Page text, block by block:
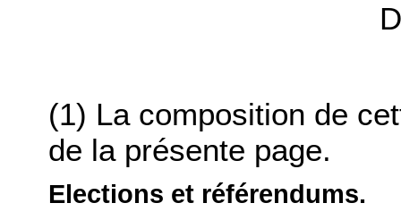
(1) La composition de
de la présente page.
Elections et référendums.